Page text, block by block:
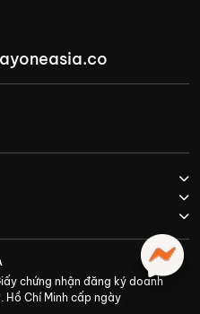
chứng nhận đăng ký doanh
Hồ Chí Minh cấp ngày